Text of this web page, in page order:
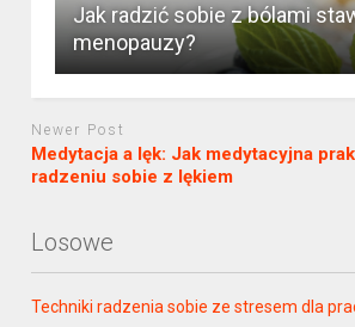
Jak radzić sobie z bólami
menopauzy?
Newer Post
Medytacja a lęk: Jak medytacyjna
radzeniu sobie z lękiem
Losowe
Techniki radzenia sobie ze stresem dla